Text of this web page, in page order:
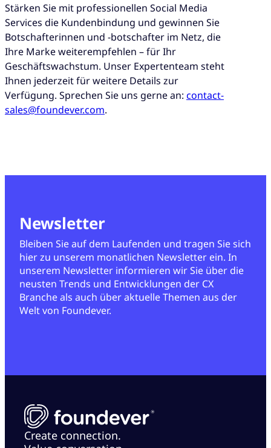
Stärken Sie mit professionellen Social Media
Services die Kundenbindung und gewinnen Sie
Botschafterinnen und -botschafter im Netz, die
Ihre Marke weiterempfehlen – für Ihr
Geschäftswachstum. Unser Expertenteam steht
Ihnen jederzeit für weitere Details zur
Verfügung. Sprechen Sie uns gerne an: contact-
sales@foundever.com.
Newsletter
Bleiben Sie auf dem Laufenden und tragen Sie sich
hier zu unserem monatlichen Newsletter ein. In
unserem Newsletter informieren wir Sie über die
neusten Trends und Entwicklungen der CX
Branche als auch über aktuelle Themen aus der
Welt von Foundever.
Create connection.